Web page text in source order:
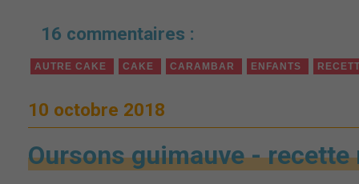
16 commentaires :
AUTRE CAKE CAKE CARAMBAR ENFANTS
10 octobre 2018
Oursons guimauve -